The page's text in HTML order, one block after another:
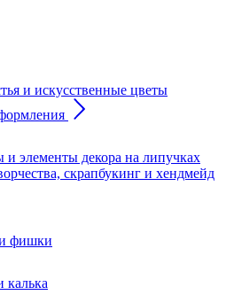
и искусственные цветы
и элементы декора на липучках
скрапбукинг и хендмейд
фишки
калька